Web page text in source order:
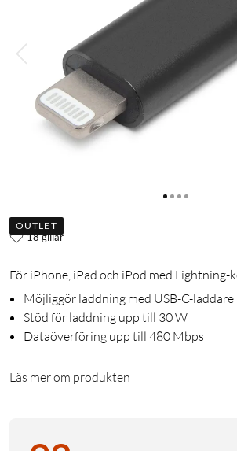
OUTLET
18 gillar
För iPhone, iPad och iPod med Lightning-
Möjliggör laddning med USB-C-laddare
Stöd för laddning upp till 30 W
Dataöverföring upp till 480 Mbps
Läs mer om produkten